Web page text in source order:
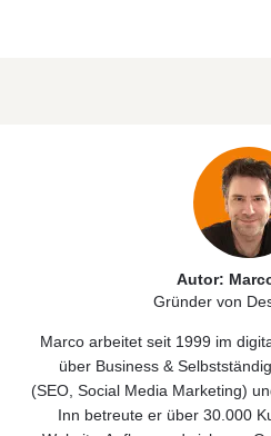
Autor:
Gründer von
Marco arbeitet seit 1999 im
über Business &
(SEO Social Media Marketing)
Inn betreute er über 30.000